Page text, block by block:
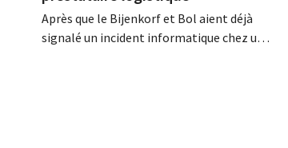
Après que le Bijenkorf et Bol aient déjà
signalé un incident informatique chez un